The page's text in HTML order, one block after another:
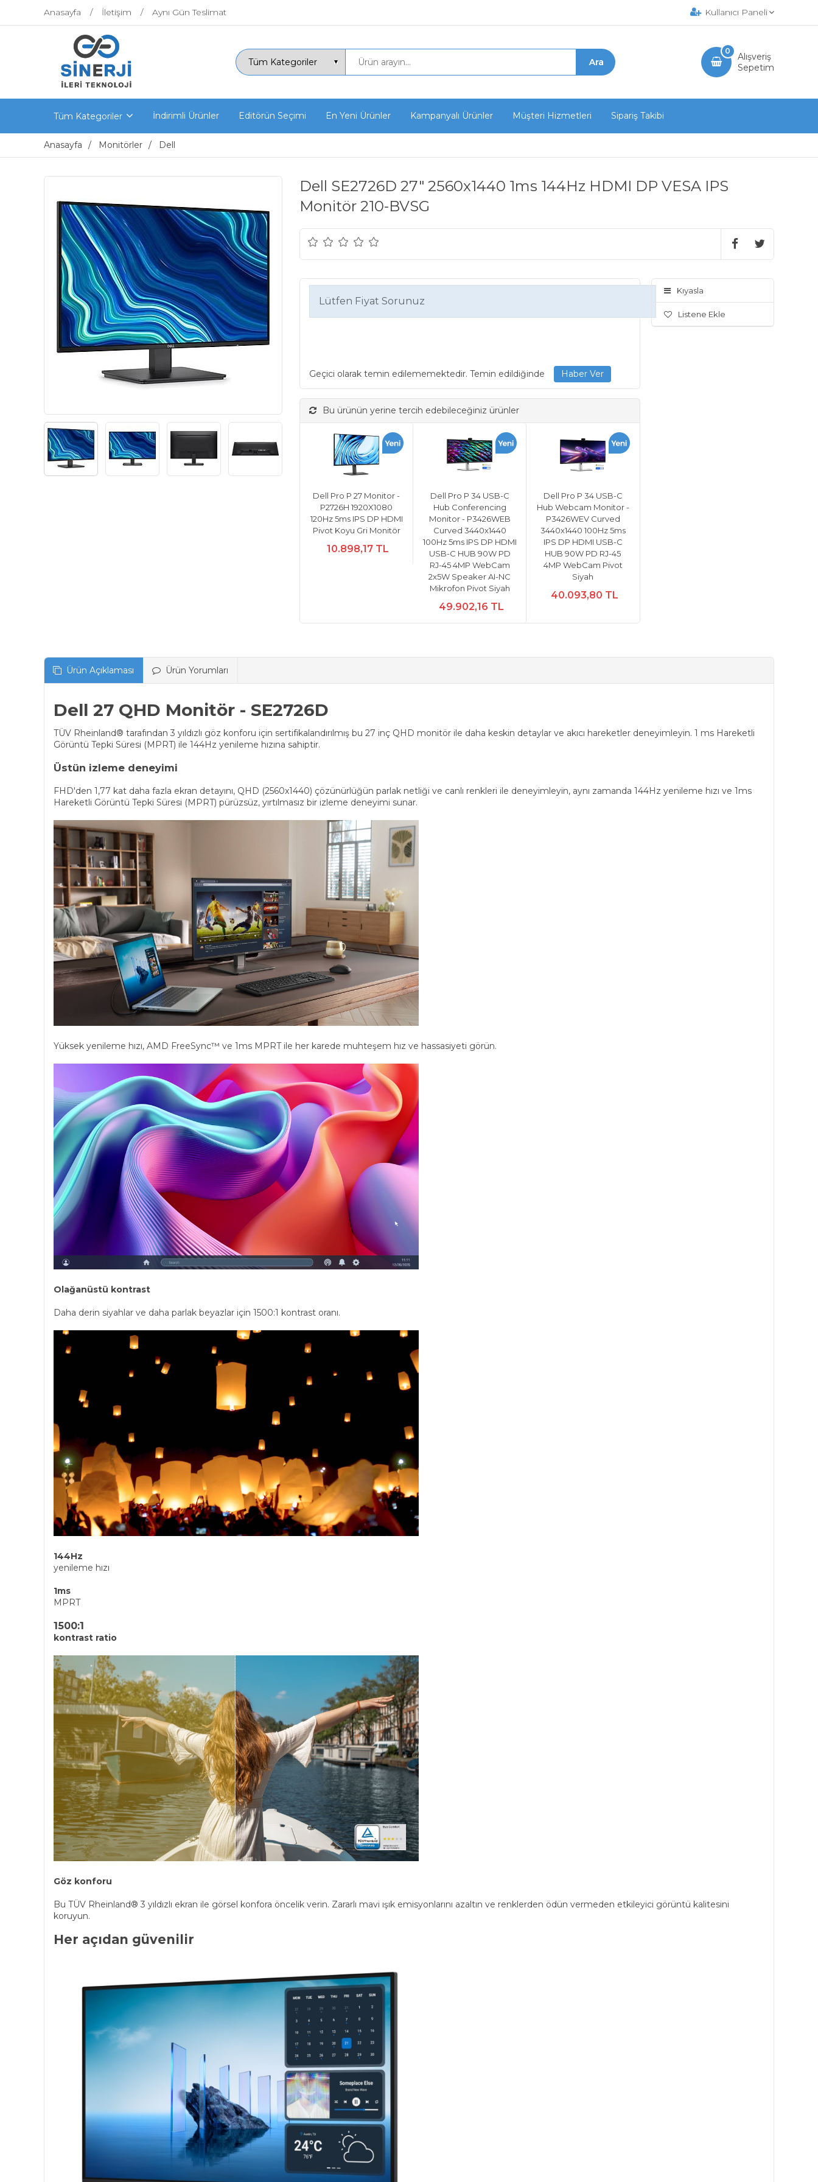
Anasayfa İletişim Aynı Gün Teslimat Kullanıcı Paneli
Alışveriş
Sepetim
0
Tüm Kategoriler İndirimli Ürünler Editörün Seçimi En Yeni Ürünler Kampanyalı Ürünler Müşteri Hizmetleri Sipariş Takibi
Anasayfa Monitörler Dell
Dell SE2726D 27" 2560x1440 1ms 144Hz HDMI DP VESA IPS
Monitör 210-BVSG
Lütfen Fiyat Sorunuz
Geçici olarak temin edilememektedir. Temin edildiğinde
Bu ürünün yerine tercih edebileceğiniz ürünler
Dell Pro P 27 Monitor -
P2726H 1920X1080
120Hz 5ms IPS DP HDMI
Pivot Koyu Gri Monitör
10.898,17 TL
Dell Pro P 34 USB-C
Hub Conferencing
Monitor - P3426WEB
Curved 3440x1440
100Hz 5ms IPS DP HDMI
USB-C HUB 90W PD
RJ-45 4MP WebCam
2x5W Speaker AI-NC
Mikrofon Pivot Siyah
49.902,16 TL
Dell Pro P 34 USB-C
Hub Webcam Monitor -
P3426WEV Curved
3440x1440 100Hz 5ms
IPS DP HDMI USB-C
HUB 90W PD RJ-45
4MP WebCam Pivot
Siyah
40.093,80 TL
Kıyasla
Listene Ekle
Ürün Açıklaması Ürün Yorumları
Dell 27 QHD Monitör - SE2726D
TÜV Rheinland® tarafından 3 yıldızlı göz konforu için sertifikalandırılmış bu 27 inç QHD monitör ile daha keskin detaylar ve akıcı hareketler deneyimleyin. 1 ms Hareketli
Görüntü Tepki Süresi (MPRT) ile 144Hz yenileme hızına sahiptir.
Üstün izleme deneyimi
FHD'den 1,77 kat daha fazla ekran detayını, QHD (2560x1440) çözünürlüğün parlak netliği ve canlı renkleri ile deneyimleyin, aynı zamanda 144Hz yenileme hızı ve 1ms
Hareketli Görüntü Tepki Süresi (MPRT) pürüzsüz, yırtılmasız bir izleme deneyimi sunar.
Yüksek yenileme hızı, AMD FreeSync™ ve 1ms MPRT ile her karede muhteşem hız ve hassasiyeti görün.
Olağanüstü kontrast
Daha derin siyahlar ve daha parlak beyazlar için 1500:1 kontrast oranı.
144Hz
yenileme hızı
1ms
MPRT
1500:1
kontrast ratio
Göz konforu
Bu TÜV Rheinland® 3 yıldızlı ekran ile görsel konfora öncelik verin. Zararlı mavi ışık emisyonlarını azaltın ve renklerden ödün vermeden etkileyici görüntü kalitesini
koruyun.
Her açıdan güvenilir